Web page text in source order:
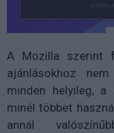
A Mozilla szerint
ajánlásokhoz
minden helyileg, a
minél többet
annál